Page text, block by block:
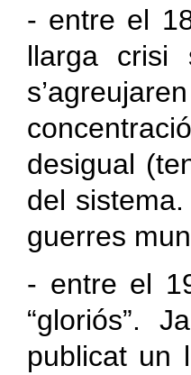
- entre el
llarga crisi
desigual
del
guerres
- entre el
“gloriós”.
publicat un